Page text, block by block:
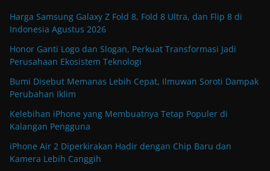
Harga Samsung Galaxy Z Fold 8, Fold 8 Ultra, dan Flip 8 di
Indonesia Agustus 2026
Honor Ganti Logo dan Slogan, Perkuat Transformasi Jadi
Perusahaan Ekosistem Teknologi
Bumi Disebut Memanas Lebih Cepat, Ilmuwan Soroti Dampak
Perubahan Iklim
Kelebihan iPhone yang Membuatnya Tetap Populer di
Kalangan Pengguna
iPhone Air 2 Diperkirakan Hadir dengan Chip Baru dan
Kamera Lebih Canggih